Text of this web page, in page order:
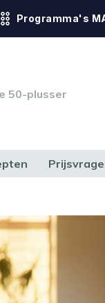
Programma's
50-plusser